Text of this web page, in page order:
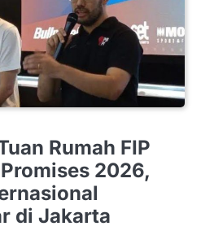
Rumah FIP
2026,
di Jakarta